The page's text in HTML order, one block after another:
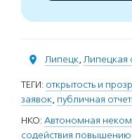
Липецк, Липецкая
ТЕГИ: открытость и
заявок, публичная
НКО: Автономная
содействия повышению